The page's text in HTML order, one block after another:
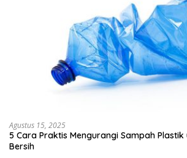
Agustus 15, 2025
5 Cara Praktis Mengurangi Sampah Plastik
Bersih